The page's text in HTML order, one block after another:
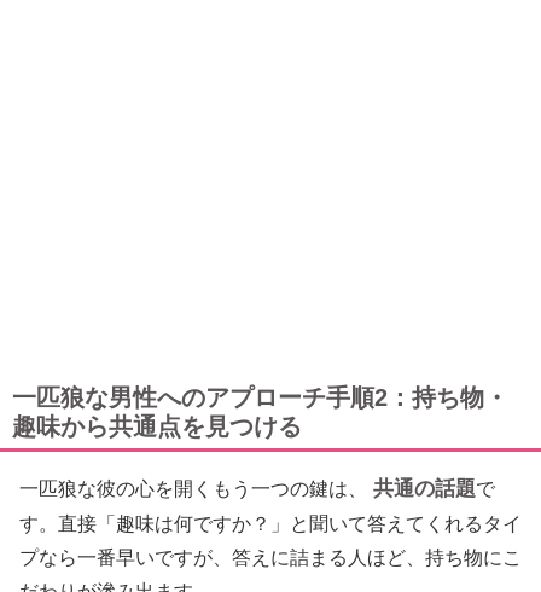
一匹狼な男性へのアプローチ手順2：持ち物・
趣味から共通点を見つける
一匹狼な彼の心を開くもう一つの鍵は、 共通の話題で
す。直接「趣味は何ですか？」と聞いて答えてくれるタイ
プなら一番早いですが、答えに詰まる人ほど、持ち物にこ